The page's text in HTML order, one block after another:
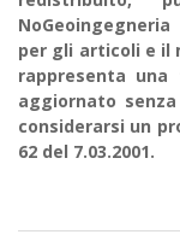
per gli articoli e il
rappresenta
aggiornato
considerarsi un
62 del 7.03.2001.